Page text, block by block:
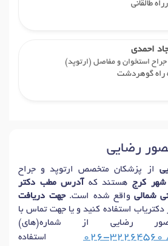
طالقانی
احمدی
استخوان و مفاصل (ارتوپد)
راه گوهردشت
رضایی
از پزشکان متخصص ارتوپد و جراح
شهر کرجهستند که آدرس مطب دکتر
شمالیواقع شده است.جهت دریافت
دکتریاب استفاده کنید و یا جهت تماس با
رضایی از شماره(های)
026-32264560 استفاده